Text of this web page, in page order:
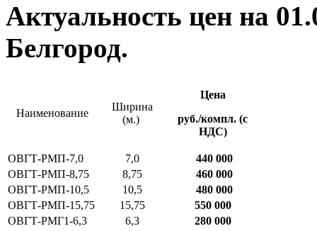
Актуальность цен на
Белгород.
Наименование
Ширина
(м.)
Цена
руб./компл. (с
НДС)
ОВГТ-РМП-7,0 7,0
440 000
ОВГТ-РМП-8,75
8,75
460 000
ОВГТ-РМП-10,5
10,5
480 000
ОВГТ-РМП-15,75
15,75
550 000
ОВГТ-РМГ1-6,3
6,3 280 000